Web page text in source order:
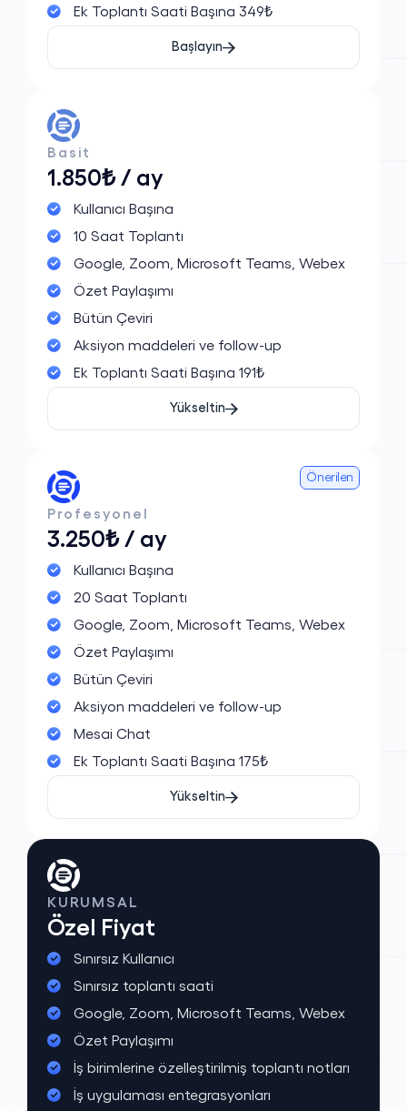
Ek Toplantı Saati Başına 349₺
Başlayın
Basit
1.850₺ / ay
Kullanıcı Başına
10 Saat Toplantı
Google, Zoom, Microsoft Teams, Webex
Özet Paylaşımı
Bütün Çeviri
Aksiyon maddeleri ve follow-up
Ek Toplantı Saati Başına 191₺
Yükseltin
Önerilen
Profesyonel
3.250₺ / ay
Kullanıcı Başına
20 Saat Toplantı
Google, Zoom, Microsoft Teams, Webex
Özet Paylaşımı
Bütün Çeviri
Aksiyon maddeleri ve follow-up
Mesai Chat
Ek Toplantı Saati Başına 175₺
Yükseltin
KURUMSAL
Özel Fiyat
Sınırsız Kullanıcı
Sınırsız toplantı saati
Google, Zoom, Microsoft Teams, Webex
Özet Paylaşımı
İş birimlerine özelleştirilmiş toplantı notları
İş uygulaması entegrasyonları
Başvuru Formu
Gönder